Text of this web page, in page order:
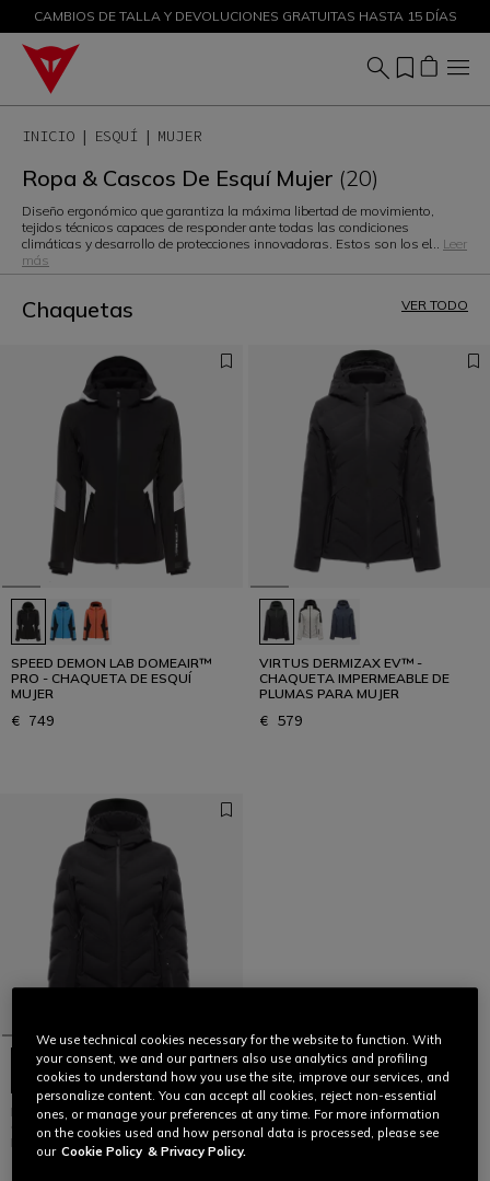
DESCUENTOS DE HASTA EL 50 % – ¡COMPRA AHORA
CAMBIOS DE TALLA Y DEVOLUCIONES GRATUITAS HASTA 15 DÍAS
INICIO ESQUÍ MUJER
Ropa & Cascos De Esquí Mujer (20)
Diseño ergonómico que garantiza la máxima libertad de movimiento,
tejidos técnicos capaces de responder ante todas las condiciones
climáticas y desarrollo de protecciones innovadoras. Estos son los el... Leer
más
Chaquetas VER TODO
SPEED DEMON LAB DOMEAIR™
PRO - CHAQUETA DE ESQUÍ
MUJER
€ 749
VIRTUS DERMIZAX EV™ -
CHAQUETA IMPERMEABLE DE
PLUMAS PARA MUJER
€ 579
NOVA AEROSENSE-DRY -
CHAQUETA DE ESQUÍ PARA
MUJER
We use technical cookies necessary for the website to function. With
your consent, we and our partners also use analytics and profiling
cookies to understand how you use the site, improve our services, and
personalize content. You can accept all cookies, reject non-essential
ones, or manage your preferences at any time. For more information
on the cookies used and how personal data is processed, please see
our Cookie Policy & Privacy Policy.